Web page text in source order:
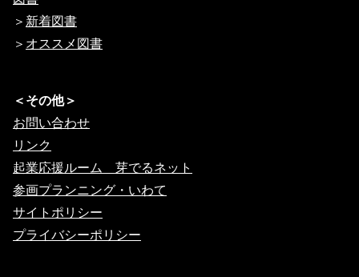
＞ 新着図書
＞ オススメ図書
＜その他＞
お問い合わせ
リンク
起業応援ルーム 芽でるネット
参画プランニング・いわて
サイトポリシー
プライバシーポリシー